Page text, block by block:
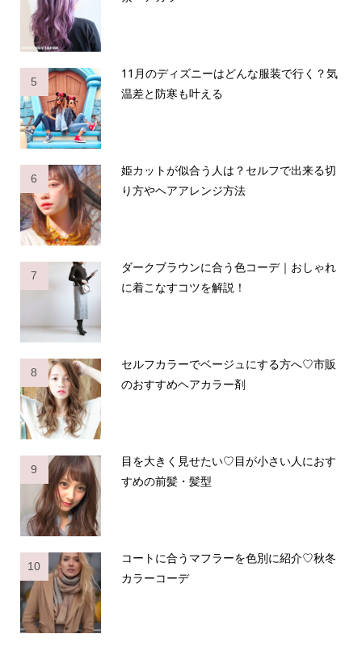
5
11月のディズニーはどんな服装で行く？気
温差と防寒も叶える
6
姫カットが似合う人は？セルフで出来る切
り方やヘアアレンジ方法
7
ダークブラウンに合う色コーデ｜おしゃれ
に着こなすコツを解説！
8
セルフカラーでベージュにする方へ♡市販
のおすすめヘアカラー剤
9
目を大きく見せたい♡目が小さい人におす
すめの前髪・髪型
10
コートに合うマフラーを色別に紹介♡秋冬
カラーコーデ